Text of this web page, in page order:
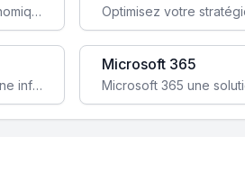
Simplifiez votre communication avec une solution VoIP flexible, économique et adaptée à vos besoins professionnels.
Garantissez la stabilité et la performance de votre entreprise avec une infrastructure IT sécurisée et évolutive.
Microsoft 365